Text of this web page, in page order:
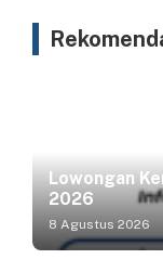
Lowongan
2026
8 Agustus 2026